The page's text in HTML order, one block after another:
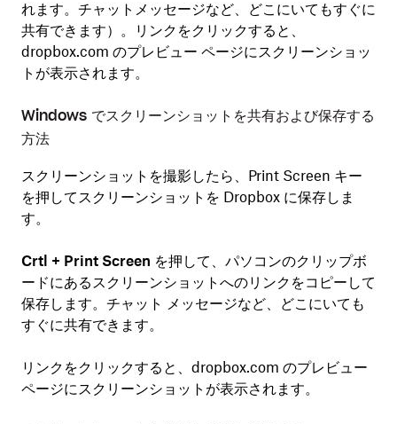
れます。チャットメッセージなど、どこにいてもすぐに
共有できます）。リンクをクリックすると、
dropbox.com のプレビュー ページにスクリーンショッ
トが表示されます。
Windows でスクリーンショットを共有および保存する
方法
スクリーンショットを撮影したら、Print Screen キー
を押してスクリーンショットを Dropbox に保存しま
す。
Crtl + Print Screen を押して、パソコンのクリップボ
ードにあるスクリーンショットへのリンクをコピーして
保存します。チャット メッセージなど、どこにいても
すぐに共有できます。
リンクをクリックすると、dropbox.com のプレビュー
ページにスクリーンショットが表示されます。